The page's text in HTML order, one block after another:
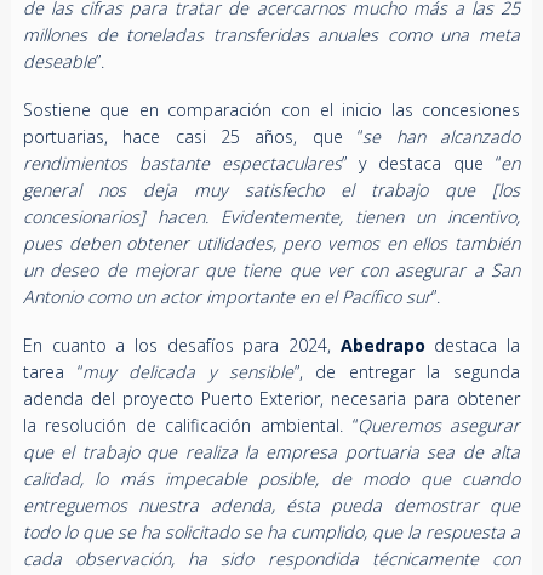
de las cifras para tratar de acercarnos mucho más a las 25
millones de toneladas transferidas anuales como una meta
deseable”.
Sostiene que en comparación con el inicio las concesiones
portuarias, hace casi 25 años, que “se han alcanzado
rendimientos bastante espectaculares” y destaca que “en
general nos deja muy satisfecho el trabajo que [los
concesionarios] hacen. Evidentemente, tienen un incentivo,
pues deben obtener utilidades, pero vemos en ellos también
un deseo de mejorar que tiene que ver con asegurar a San
Antonio como un actor importante en el Pacífico sur”.
En cuanto a los desafíos para 2024, Abedrapodestaca la
tarea “muy delicada y sensible”, de entregar la segunda
adenda del proyecto Puerto Exterior, necesaria para obtener
la resolución de calificación ambiental. “Queremos asegurar
que el trabajo que realiza la empresa portuaria sea de alta
calidad, lo más impecable posible, de modo que cuando
entreguemos nuestra adenda, ésta pueda demostrar que
todo lo que se ha solicitado se ha cumplido, que la respuesta a
cada observación, ha sido respondida técnicamente con